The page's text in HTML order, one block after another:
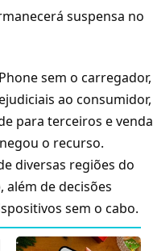
suspensa no
sem o carregador,
ao consumidor,
para terceiros e venda
o recurso.
diversas regiões do
além de decisões
sem o cabo.